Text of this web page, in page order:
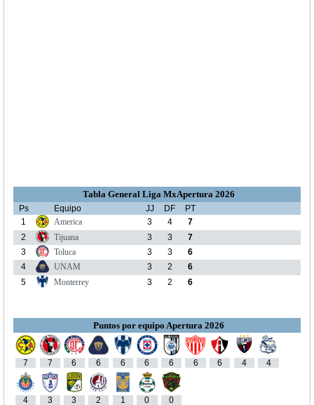
Tabla General Liga MxApertura 2026
Ps Equipo JJ DF
PT
1
America 3 4
7
2
Tijuana 3 3
7
3
Toluca 3 3
6
4
UNAM 3 2
6
5
Monterrey 3 2 6
Puntos por equipo Apertura 2026
7 7 6 6 6 6 6 6 6 4 4
4 3 3 2 1 0 0